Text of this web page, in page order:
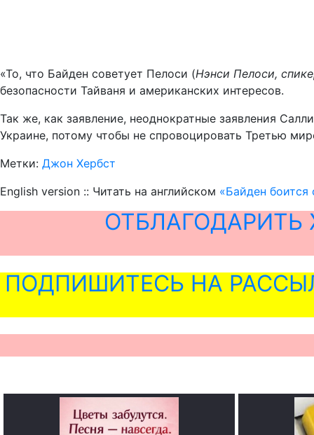
«То, что Байден советует Пелоси (Нэнси Пелоси,
безопасности Тайваня и американских интересов.
Так же, как заявление, неоднократные заявления
Украине, потому чтобы не спровоцировать Третью
Метки: Джон Хербст
English version :: Читать на английском «Байден
ПОДПИШИТЕСЬ НА